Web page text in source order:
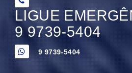
LIGUE
9 9739-5404
9 9739-5404